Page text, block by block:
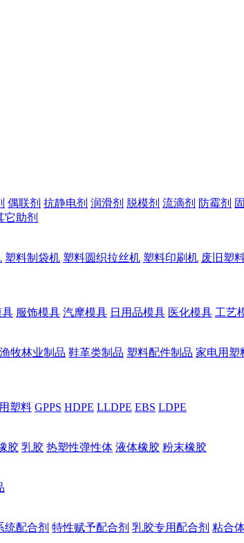
偶联剂 抗静电剂 润滑剂 脱模剂 流滴剂 防霉剂
它助剂
塑料制袋机 塑料圆织拉丝机 塑料印刷机 废旧塑
具 服饰模具 汽摩模具 日用品模具 医化模具 工艺
牧林业制品 鞋革类制品 塑料配件制品 家电用塑
塑料 GPPS HDPE LLDPE EBS LDPE
胶 乳胶 热塑性弹性体 液体橡胶 粉末橡胶
统配合剂 特性赋予配合剂 乳胶专用配合剂 粘合